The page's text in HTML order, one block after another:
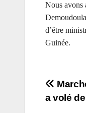
Nous avons
d’être
Guinée.
a volé